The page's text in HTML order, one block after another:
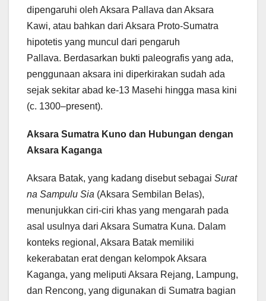
dipengaruhi oleh Aksara Pallava dan Aksara
Kawi, atau bahkan dari Aksara Proto-Sumatra
hipotetis yang muncul dari pengaruh
Pallava. Berdasarkan bukti paleografis yang ada,
penggunaan aksara ini diperkirakan sudah ada
sejak sekitar abad ke-13 Masehi hingga masa kini
(c. 1300–present).
Aksara Sumatra Kuno dan Hubungan dengan
Aksara Kaganga
Aksara Batak, yang kadang disebut sebagai Surat
na Sampulu Sia (Aksara Sembilan Belas),
menunjukkan ciri-ciri khas yang mengarah pada
asal usulnya dari Aksara Sumatra Kuna. Dalam
konteks regional, Aksara Batak memiliki
kekerabatan erat dengan kelompok Aksara
Kaganga, yang meliputi Aksara Rejang, Lampung,
dan Rencong, yang digunakan di Sumatra bagian